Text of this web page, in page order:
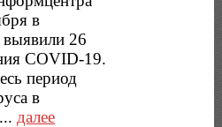
в
выявили 26
COVID-19.
период
в
далее